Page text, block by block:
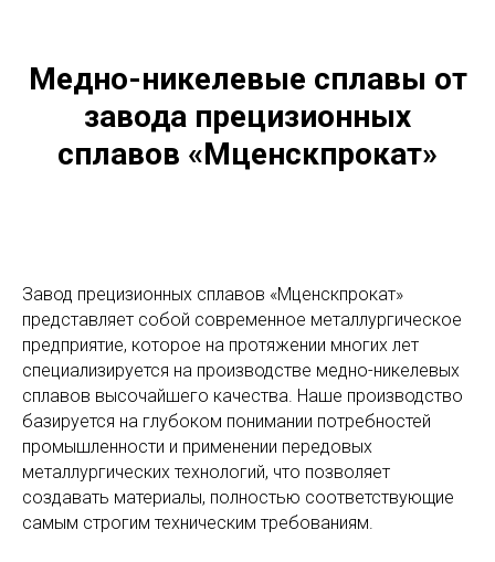
Медно-никелевые сплавы от
завода прецизионных
сплавов «Мценскпрокат»
Завод прецизионных сплавов «Мценскпрокат»
представляет собой современное металлургическое
предприятие, которое на протяжении многих лет
специализируется на производстве медно-никелевых
сплавов высочайшего качества. Наше производство
базируется на глубоком понимании потребностей
промышленности и применении передовых
металлургических технологий, что позволяет
создавать материалы, полностью соответствующие
самым строгим техническим требованиям.